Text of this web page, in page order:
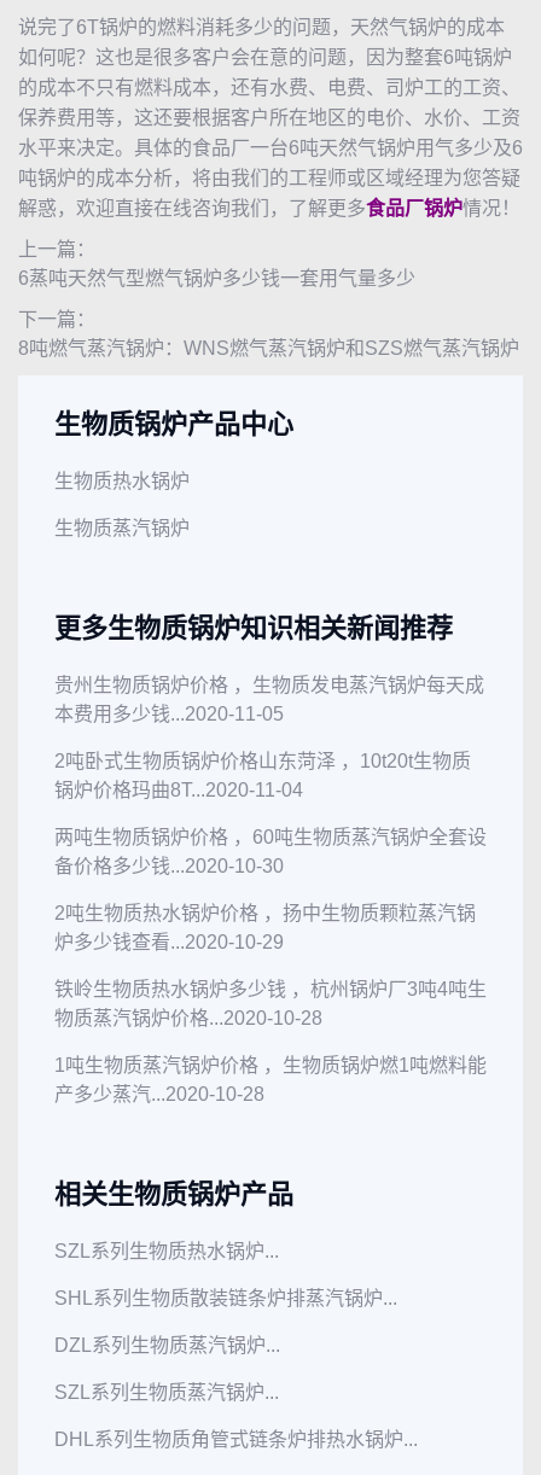
说完了6T锅炉的燃料消耗多少的问题，天然气锅炉的成本
如何呢？这也是很多客户会在意的问题，因为整套6吨锅炉
的成本不只有燃料成本，还有水费、电费、司炉工的工资、
保养费用等，这还要根据客户所在地区的电价、水价、工资
水平来决定。具体的食品厂一台6吨天然气锅炉用气多少及6
吨锅炉的成本分析，将由我们的工程师或区域经理为您答疑
解惑，欢迎直接在线咨询我们，了解更多食品厂锅炉情况！
上一篇：
6蒸吨天然气型燃气锅炉多少钱一套用气量多少
下一篇：
8吨燃气蒸汽锅炉：WNS燃气蒸汽锅炉和SZS燃气蒸汽锅炉
生物质锅炉产品中心
生物质热水锅炉
生物质蒸汽锅炉
更多生物质锅炉知识相关新闻推荐
贵州生物质锅炉价格 ，生物质发电蒸汽锅炉每天成
本费用多少钱...2020-11-05
2吨卧式生物质锅炉价格山东菏泽 ，10t20t生物质
锅炉价格玛曲8T...2020-11-04
两吨生物质锅炉价格 ，60吨生物质蒸汽锅炉全套设
备价格多少钱...2020-10-30
2吨生物质热水锅炉价格 ，扬中生物质颗粒蒸汽锅
炉多少钱查看...2020-10-29
铁岭生物质热水锅炉多少钱 ，杭州锅炉厂3吨4吨生
物质蒸汽锅炉价格...2020-10-28
1吨生物质蒸汽锅炉价格 ，生物质锅炉燃1吨燃料能
产多少蒸汽...2020-10-28
相关生物质锅炉产品
SZL系列生物质热水锅炉...
SHL系列生物质散装链条炉排蒸汽锅炉...
DZL系列生物质蒸汽锅炉...
SZL系列生物质蒸汽锅炉...
DHL系列生物质角管式链条炉排热水锅炉...